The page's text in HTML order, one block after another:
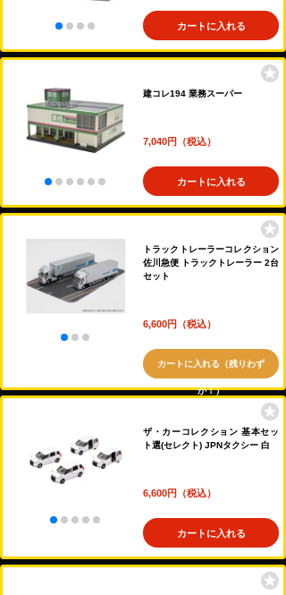
カートに入れる
建コレ194 業務スーパー
7,040円（税込）
カートに入れる
トラックトレーラーコレクション
佐川急便 トラックトレーラー 2台
セット
6,600円（税込）
カートに入れる（残りわず
か！）
ザ・カーコレクション 基本セッ
ト選(セレクト) JPNタクシー 白
6,600円（税込）
カートに入れる